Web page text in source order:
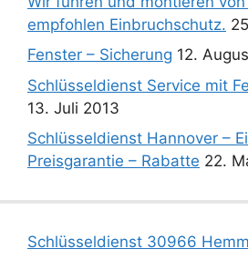
empfohlen Einbruchschutz.
Fenster – Sicherung 12.
Schlüsseldienst Service mit
13. Juli 2013
Schlüsseldienst Hannover –
Preisgarantie – Rabatte 22.
Schlüsseldienst 30966